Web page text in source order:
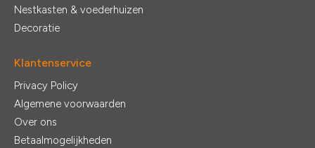
Nestkasten & voederhuizen
Decoratie
Klantenservice
Privacy Policy
Algemene voorwaarden
Over ons
Betaalmogelijkheden